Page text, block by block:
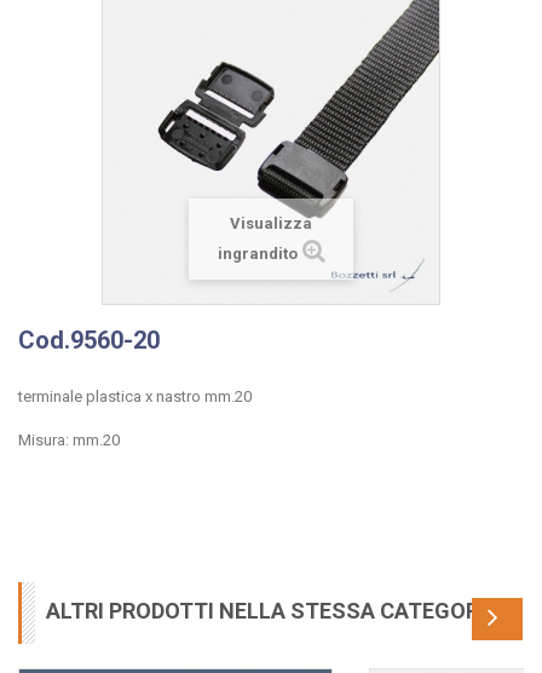
Visualizza
ingrandito
Cod.9560-20
terminale plastica x nastro mm.20
Misura: mm.20
ALTRI PRODOTTI NELLA STESSA CATEGORIA